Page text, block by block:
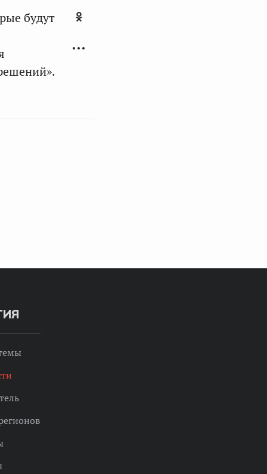
будут